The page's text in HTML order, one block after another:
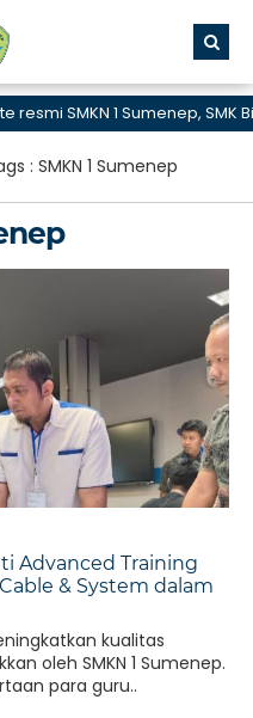
1 Sumenep, SMK Bisa dan
: SMKN 1 Sumenep
Advanced Training
& System dalam
kualitas
oleh SMKN 1 Sumenep.
para guru..